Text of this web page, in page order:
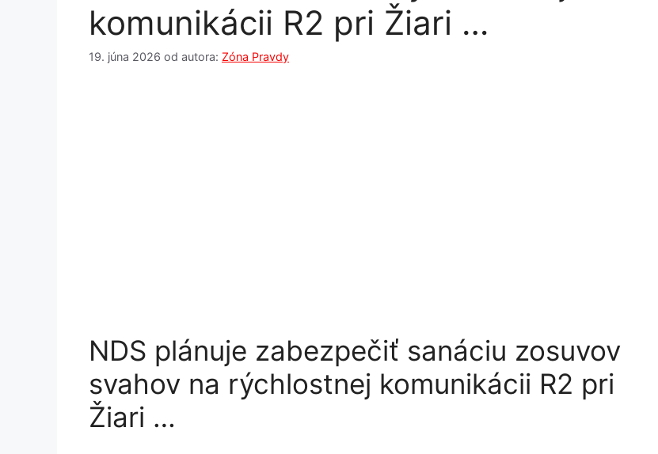
komunikácii R2 pri Žiari …
19. júna 2026 od autora: Zóna Pravdy
NDS plánuje zabezpečiť sanáciu zosuvov
svahov na rýchlostnej komunikácii R2 pri
Žiari …